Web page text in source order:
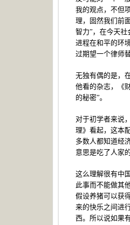
我的观点，不但
理，固然我们前
智力”，在今天
进程在和平的环
过期望一个律师
无独有偶的是，
他看的杂志，《
的秘密”。
对于初学者来说
理》看起，这本
多数人都知道经
意思是吃了人家
这么理解很有中
此事而不能做其
假设养猪可以获
来的快乐之间进
西。所以说如果